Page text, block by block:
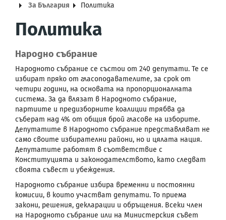
За България
Политика
Политика
Народно събрание
Народното събрание се състои от 240 депутати. Те се
избират пряко от гласоподавателите, за срок от
четири години, на основата на пропорционалната
система. За да влязат в Народното събрание,
партиите и предизборните коалиции трябва да
съберат над 4% от общия брой гласове на изборите.
Депутатите в Народното събрание представляват не
само своите избирателни райони, но и цялата нация.
Депутатите работят в съответствие с
Конституцията и законодателството, като следват
своята съвест и убеждения.
Народното събрание избира временни и постоянни
комисии, в които участват депутати. То приема
закони, решения, декларации и обръщения. Всеки член
на Народното събрание или на Министерския съвет